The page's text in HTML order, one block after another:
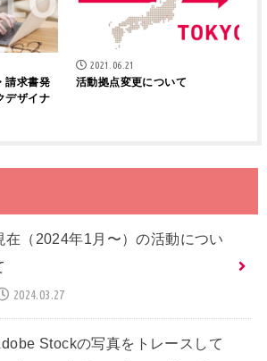
請求書発
デザイナ
2021.06.21
活動拠点変更について
在（2024年1月〜）の活動につい
2024.03.27
Stockの写真をトレースして